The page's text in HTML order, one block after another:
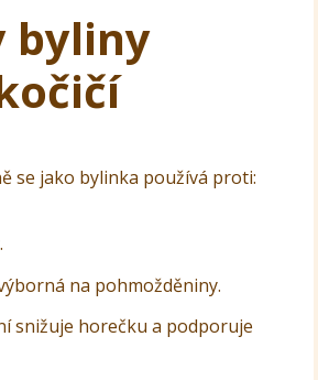
byliny
se jako bylinka používá proti:
na pohmožděniny.
snižuje horečku a podporuje